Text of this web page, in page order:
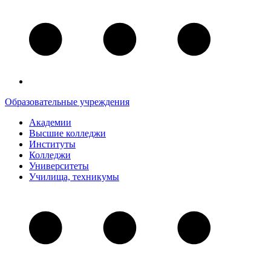
Образовательные учреждения
Академии
Высшие колледжи
Институты
Колледжи
Университеты
Училища, техникумы